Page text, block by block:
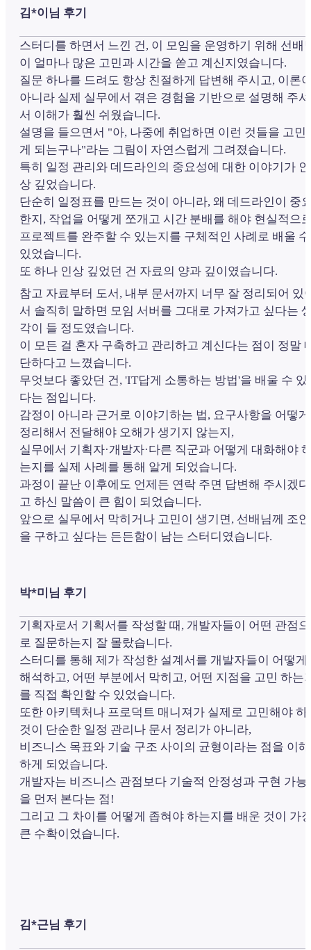
김*이님 후기
스터디를 하면서 느낀 건, 이 모임을 운영하기 위해 선배
이 얼마나 많은 고민과 시간을 쏟고 계신지였습니다.
질문 하나를 드려도 항상 친절하게 답변해 주시고, 이론
아니라 실제 실무에서 겪은 경험을 기반으로 설명해 주셔
서 이해가 훨씬 쉬웠습니다.
설명을 들으면서 "아, 나중에 취업하면 이런 것들을 고민
게 되는구나"라는 그림이 자연스럽게 그려졌습니다.
특히 일정 관리와 데드라인의 중요성에 대한 이야기가 인
상 깊었습니다.
단순히 일정표를 만드는 것이 아니라, 왜 데드라인이 중
한지, 작업을 어떻게 쪼개고 시간 분배를 해야 현실적으
프로젝트를 완주할 수 있는지를 구체적인 사례로 배울 수
있었습니다.
또 하나 인상 깊었던 건 자료의 양과 깊이였습니다.
참고 자료부터 도서, 내부 문서까지 너무 잘 정리되어 있
서 솔직히 말하면 모임 서버를 그대로 가져가고 싶다는
각이 들 정도였습니다.
이 모든 걸 혼자 구축하고 관리하고 계신다는 점이 정말
단하다고 느꼈습니다.
무엇보다 좋았던 건, 'IT답게 소통하는 방법'을 배울 수 있
다는 점입니다.
감정이 아니라 근거로 이야기하는 법, 요구사항을 어떻게
정리해서 전달해야 오해가 생기지 않는지,
실무에서 기획자·개발자·다른 직군과 어떻게 대화해야
는지를 실제 사례를 통해 알게 되었습니다.
과정이 끝난 이후에도 언제든 연락 주면 답변해 주시겠다
고 하신 말씀이 큰 힘이 되었습니다.
앞으로 실무에서 막히거나 고민이 생기면, 선배님께 조언
을 구하고 싶다는 든든함이 남는 스터디였습니다.
박*미님 후기
기획자로서 기획서를 작성할 때, 개발자들이 어떤 관점으
로 질문하는지 잘 몰랐습니다.
스터디를 통해 제가 작성한 설계서를 개발자들이 어떻게
해석하고, 어떤 부분에서 막히고, 어떤 지점을 고민 하는
를 직접 확인할 수 있었습니다.
또한 아키텍처나 프로덕트 매니져가 실제로 고민해야 하
것이 단순한 일정 관리나 문서 정리가 아니라,
비즈니스 목표와 기술 구조 사이의 균형이라는 점을 이해
하게 되었습니다.
개발자는 비즈니스 관점보다 기술적 안정성과 구현 가능
을 먼저 본다는 점!
그리고 그 차이를 어떻게 좁혀야 하는지를 배운 것이 가
큰 수확이었습니다.
김*근님 후기